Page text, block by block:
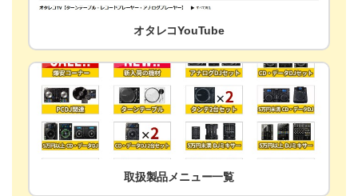
オタレコYouTube
取扱製品メニュー一覧